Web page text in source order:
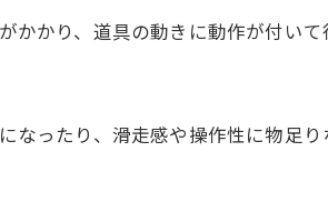
かかり、道具の動きに動作が付いて
なったり、滑走感や操作性に物足り